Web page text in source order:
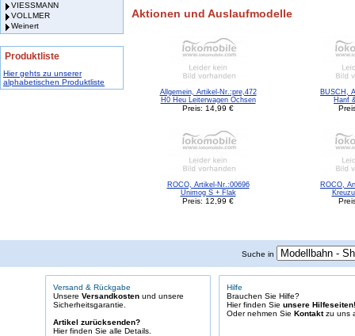
VIESSMANN
VOLLMER
Weinert
Produktliste
Hier gehts zu unserer
alphabetischen Produktliste
Aktionen und Auslaufmodelle
Allgemein, Artikel-Nr.:pre,472
H0 Heu Leiterwagen Ochsen
Preis: 14,99 €
BUSCH,
Hanf
ROCO, Artikel-Nr.:00696
Unimog S + Flak
Preis: 12,99 €
ROCO,
Suche in
Versand & Rückgabe
Unsere Versandkosten und unsere
Sicherheitsgarantie.
Artikel zurücksenden?
Hier finden Sie alle Details.
Hilfe
Brauchen Sie Hilfe?
Hier finden Sie unsere Hilfeseiten!
Oder nehmen Sie Kontaktzu uns